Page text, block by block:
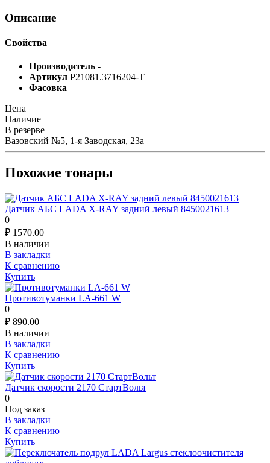
Описание
Свойства
Производитель -
Артикул Р21081.3716204-Т
Фасовка
Цена
Наличие
В резерве
Вазовский №5, 1-я Заводская, 23а
Похожие товары
Датчик АБС LADA X-RAY задний левый 8450021613
0
₽ 1570.00
В наличии
В закладки
К сравнению
Купить
Противотуманки LA-661 W
0
₽ 890.00
В наличии
В закладки
К сравнению
Купить
Датчик скорости 2170 СтартВольт
0
Под заказ
В закладки
К сравнению
Купить